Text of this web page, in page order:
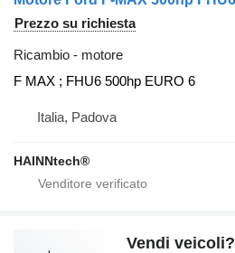
Prezzo su richiesta
Ricambio - motore
F MAX ; FHU6 500hp EURO 6
Italia, Padova
HAINNtech®
Vendi veicoli?